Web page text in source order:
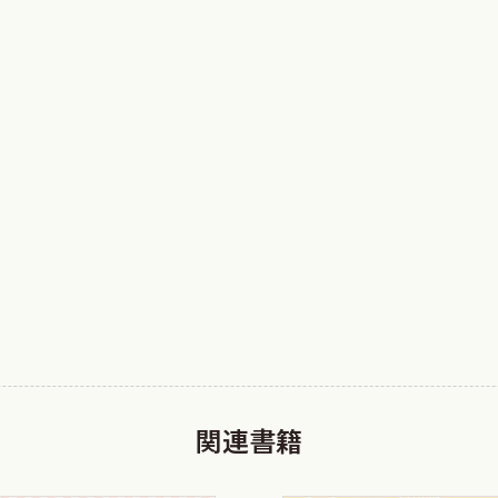
を明らかにしているのが厚生労働省の人口動態統計であり
おける日本人の全死亡数は1,340,397人であり，今や出生数
関連書籍